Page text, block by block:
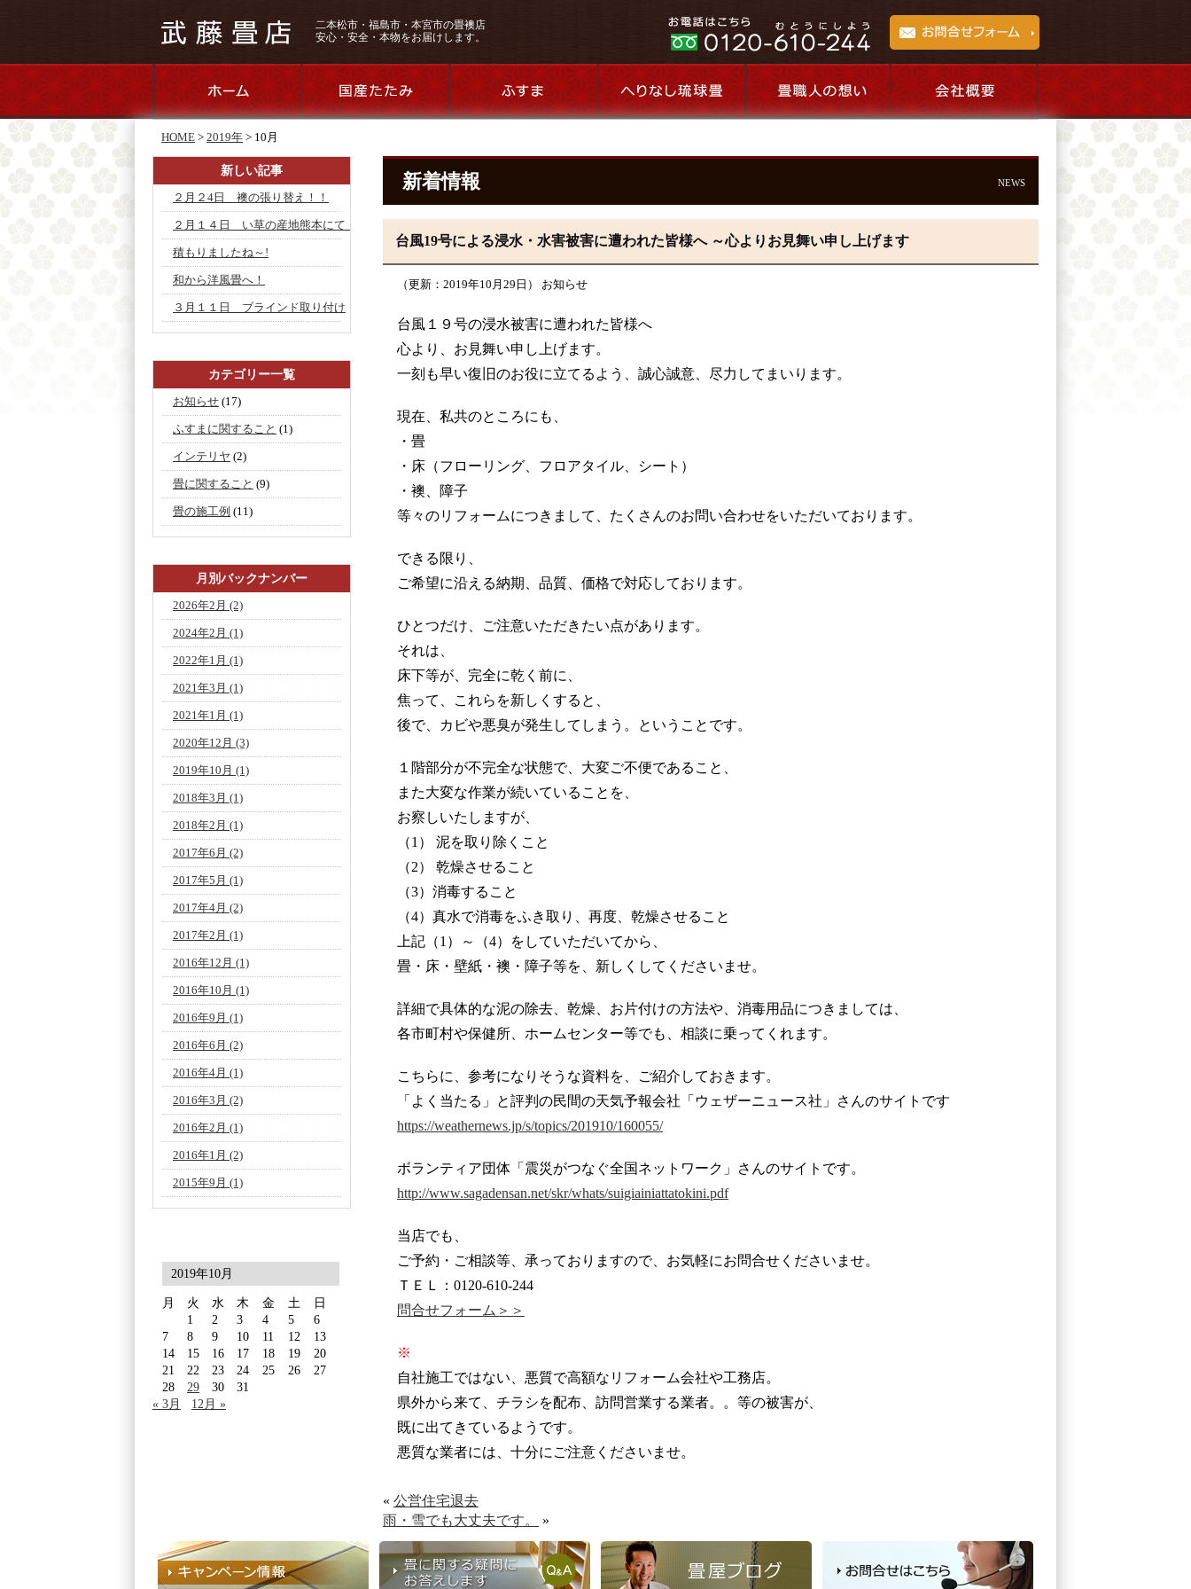
二本松市・福島市・本宮市の畳襖店
安心・安全・本物をお届けします。
HOME > 2019年 > 10月
新着情報 NEWS
台風19号による浸水・水害被害に遭われた皆様へ ～心よりお見舞い申し上げます
（更新：2019年10月29日） お知らせ
台風１９号の浸水被害に遭われた皆様へ
心より、お見舞い申し上げます。
一刻も早い復旧のお役に立てるよう、誠心誠意、尽力してまいります。
現在、私共のところにも、
・畳
・床（フローリング、フロアタイル、シート）
・襖、障子
等々のリフォームにつきまして、たくさんのお問い合わせをいただいております。
できる限り、
ご希望に沿える納期、品質、価格で対応しております。
ひとつだけ、ご注意いただきたい点があります。
それは、
床下等が、完全に乾く前に、
焦って、これらを新しくすると、
後で、カビや悪臭が発生してしまう。ということです。
１階部分が不完全な状態で、大変ご不便であること、
また大変な作業が続いていることを、
お察しいたしますが、
（1） 泥を取り除くこと
（2） 乾燥させること
（3）消毒すること
（4）真水で消毒をふき取り、再度、乾燥させること
上記（1）～（4）をしていただいてから、
畳・床・壁紙・襖・障子等を、新しくしてくださいませ。
詳細で具体的な泥の除去、乾燥、お片付けの方法や、消毒用品につきましては、
各市町村や保健所、ホームセンター等でも、相談に乗ってくれます。
こちらに、参考になりそうな資料を、ご紹介しておきます。
「よく当たる」と評判の民間の天気予報会社「ウェザーニュース社」さんのサイトです
https://weathernews.jp/s/topics/201910/160055/
ボランティア団体「震災がつなぐ全国ネットワーク」さんのサイトです。
http://www.sagadensan.net/skr/whats/suigiainiattatokini.pdf
当店でも、
ご予約・ご相談等、承っておりますので、お気軽にお問合せくださいませ。
ＴＥＬ：0120-610-244
問合せフォーム＞＞
※
自社施工ではない、悪質で高額なリフォーム会社や工務店。
県外から来て、チラシを配布、訪問営業する業者。。等の被害が、
既に出てきているようです。
悪質な業者には、十分にご注意くださいませ。
« 公営住宅退去
雨・雪でも大丈夫です。
»
新しい記事
２月２4日 襖の張り替え！！
２月１４日 い草の産地熊本にて！
積もりましたね～!
和から洋風畳へ！
３月１１日 ブラインド取り付け
カテゴリー一覧
お知らせ (17)
ふすまに関すること (1)
インテリヤ (2)
畳に関すること (9)
畳の施工例 (11)
月別バックナンバー
2026年2月 (2)
2024年2月 (1)
2022年1月 (1)
2021年3月 (1)
2021年1月 (1)
2020年12月 (3)
2019年10月 (1)
2018年3月 (1)
2018年2月 (1)
2017年6月 (2)
2017年5月 (1)
2017年4月 (2)
2017年2月 (1)
2016年12月 (1)
2016年10月 (1)
2016年9月 (1)
2016年6月 (2)
2016年4月 (1)
2016年3月 (2)
2016年2月 (1)
2016年1月 (2)
2015年9月 (1)
2019年10月
月 火 水 木 金 土
日
1
2 3 4 5
6
7
8 9 10 11 12
13
14
15 16 17 18 19
20
21
22 23 24 25 26
27
28
29 30
31
« 3月
12月 »